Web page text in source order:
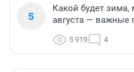
5
Какой будет зима,
августа — важные
5 919 4